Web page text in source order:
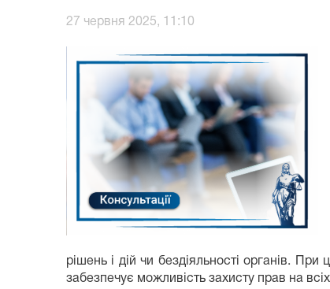
27 червня 2025, 11:10
рішень і дій чи бездіяльності органів.
забезпечує можливість захисту прав на